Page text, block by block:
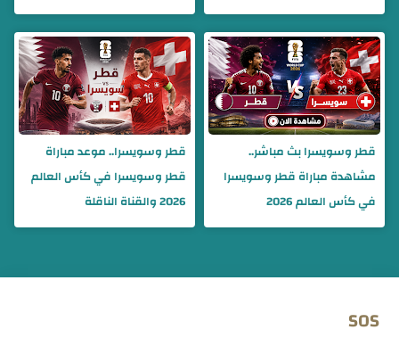
قطر وسويسرا بث مباشر..
مشاهدة مباراة قطر وسويسرا
في كأس العالم 2026
قطر وسويسرا.. موعد مباراة
قطر وسويسرا في كأس العالم
2026 والقناة الناقلة
SOS